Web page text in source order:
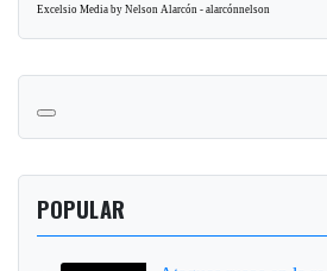
Excelsio Media by Nelson Alarcón - alarcónnelson
POPULAR